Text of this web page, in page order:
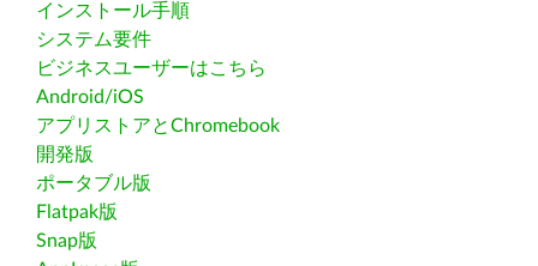
インストール手順
システム要件
ビジネスユーザーはこちら
Android/iOS
アプリストアとChromebook
開発版
ポータブル版
Flatpak版
Snap版